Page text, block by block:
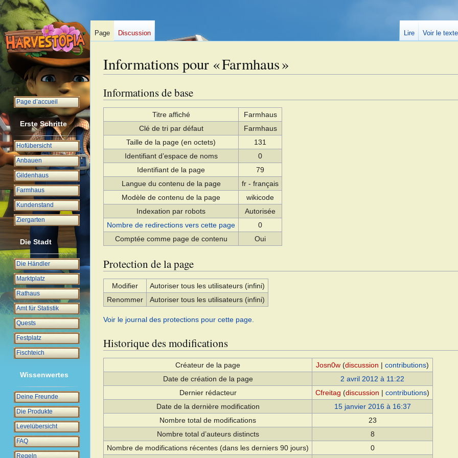
Informations pour « Farmhaus »
Aller
à
navigation
Aller
à
recherche
Informations de base
Titre affiché
Farmhaus
Clé de tri par défaut
Farmhaus
Taille de la page (en octets)
131
Identifiant dʼespace de noms
0
Identifiant de la page
79
Langue du contenu de la page
fr - français
Modèle de contenu de la page
wikicode
Indexation par robots
Autorisée
Nombre de redirections vers cette page
0
Comptée comme page de contenu
Oui
Protection de la page
Modifier
Autoriser tous les utilisateurs (infini)
Renommer
Autoriser tous les utilisateurs (infini)
Voir le journal des protections pour cette page.
Historique des modifications
Créateur de la page Josn0w (discussion | contributions)
Date de création de la page
2 avril 2012 à 11:22
Dernier rédacteur
Cfreitag (discussion | contributions)
Date de la dernière modification
15 janvier 2016 à 16:37
Nombre total de modifications
23
Nombre total d’auteurs distincts
8
Nombre de modifications récentes (dans les derniers 90 jours)
0
Page Discussion Lire Voir le
Page d’accueil
Erste Schritte
Hofübersicht
Anbauen
Gildenhaus
Farmhaus
Kundenstand
Ziergarten
Die Stadt
Die Händler
Marktplatz
Rathaus
Amt für Statistik
Quests
Festplatz
Fischteich
Wissenwertes
Deine Freunde
Die Produkte
Levelübersicht
FAQ
Regeln